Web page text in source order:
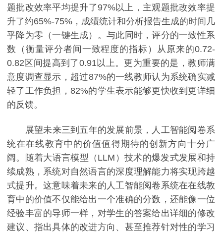
题批改效率平均提升了97%以上，主观题批改效率提
升了约65%-75%，成绩统计和分析报告生成的时间几
乎降为零（一键生成）。与此同时，评分的一致性系
数（衡量评分者间一致程度的指标）从原来的0.72-
0.82区间提高到了0.91以上。更为重要的是，教师满
意度调查显示，超过87%的一线教师认为系统确实减
轻了工作负担，82%的学生表示能够更快收到更详细
的反馈。
展望未来三到五年的发展前景，人工智能阅卷系
统在在线教育中的价值值得期待的创新方向十分广
阔。随着大语言模型（LLM）技术的爆发式发展和持
续成熟，系统对自然语言的深度理解能力将实现跨越
式提升。这意味着未来的人工智能阅卷系统在在线教
育中的价值不仅能给出一个准确的分数，还能像一位
经验丰富的导师一样，对学生的答案给出详细的修改
建议、指出具体的改进方向、甚至推荐针对性的学习